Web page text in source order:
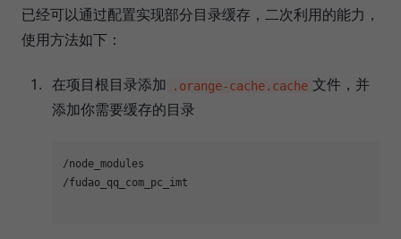
已经可以通过配置实现部分目录缓存，二次利用的能力，
使用方法如下：
在项目根目录添加 .orange-cache.cache 文件，并
添加你需要缓存的目录
/node_modules
/fudao_qq_com_pc_imt